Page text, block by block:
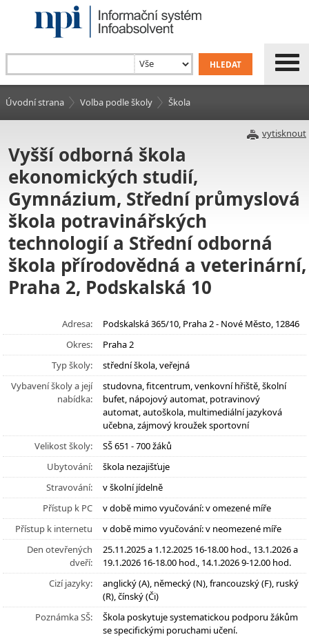
Úvodní strana Volba podle školy Škola
vytisknout
Vyšší odborná škola
ekonomických studií,
Gymnázium, Střední průmyslová
škola potravinářských
technologií a Střední odborná
škola přírodovědná a veterinární,
Praha 2, Podskalská 10
Adresa:
Podskalská 365/10, Praha 2 - Nové Město, 12846
Okres:
Praha 2
Typ školy:
střední škola, veřejná
Vybavení školy a její
nabídka:
studovna, fitcentrum, venkovní hřiště, školní
bufet, nápojový automat, potravinový
automat, autoškola, multimediální jazyková
učebna, zájmový kroužek sportovní
Velikost školy:
SŠ 651 - 700 žáků
Ubytování:
škola nezajišťuje
Stravování:
v školní jídelně
Přístup k PC
v době mimo vyučování: v omezené míře
Přístup k internetu
v době mimo vyučování: v neomezené míře
Den otevřených
dveří:
25.11.2025 a 1.12.2025 16-18.00 hod., 13.1.2026 a
19.1.2026 16-18.00 hod., 14.1.2026 9-12.00 hod.
Cizí jazyky:
anglický (A), německý (N), francouzský (F), ruský
(R), čínský (Či)
Poznámka SŠ:
Škola poskytuje systematickou podporu žákům
se specifickými poruchami učení.